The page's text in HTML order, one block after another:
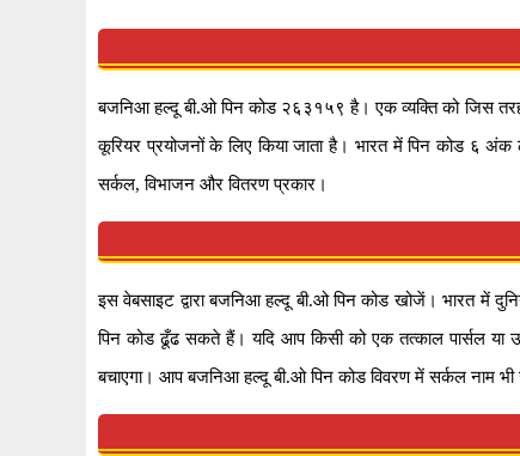
बजनिआ हल्दू बी.ओ पिन कोड २६३१५९ है। एक व्यक्ति को जिस तरह
कूरियर प्रयोजनों के लिए किया जाता है। भारत में पिन कोड ६
सर्कल, विभाजन और वितरण प्रकार।
इस वेबसाइट द्वारा बजनिआ हल्दू बी.ओ पिन कोड खोजें। भारत में
पिन कोड ढूँढ सकते हैं। यदि आप किसी को एक तत्काल पार्सल या
बचाएगा। आप बजनिआ हल्दू बी.ओ पिन कोड विवरण में सर्कल नाम